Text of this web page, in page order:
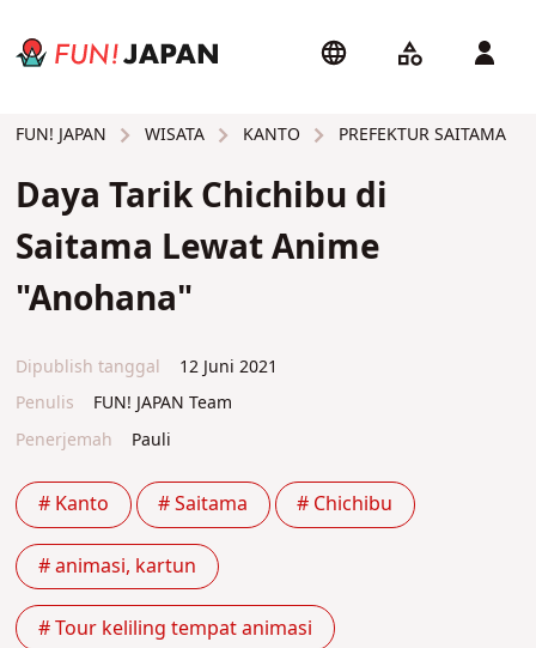
FUN! JAPAN WISATA KANTO PREFEKTUR SAITAMA
Daya Tarik Chichibu di
Saitama Lewat Anime
"Anohana"
Dipublish tanggal
12 Juni 2021
Penulis
FUN! JAPAN Team
Penerjemah
Pauli
# Kanto # Saitama # Chichibu
# animasi, kartun
# Tour keliling tempat animasi